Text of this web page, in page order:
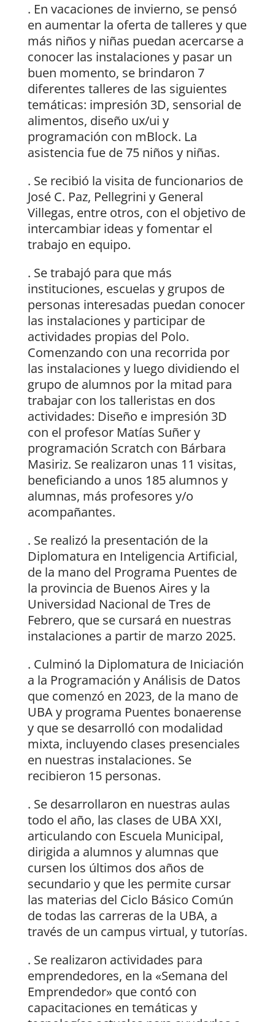
. En vacaciones de invierno, se pensó
en aumentar la oferta de talleres y que
más niños y niñas puedan acercarse a
conocer las instalaciones y pasar un
buen momento, se brindaron 7
diferentes talleres de las siguientes
temáticas: impresión 3D, sensorial de
alimentos, diseño ux/ui y
programación con mBlock. La
asistencia fue de 75 niños y niñas.
. Se recibió la visita de funcionarios de
José C. Paz, Pellegrini y General
Villegas, entre otros, con el objetivo de
intercambiar ideas y fomentar el
trabajo en equipo.
. Se trabajó para que más
instituciones, escuelas y grupos de
personas interesadas puedan conocer
las instalaciones y participar de
actividades propias del Polo.
Comenzando con una recorrida por
las instalaciones y luego dividiendo el
grupo de alumnos por la mitad para
trabajar con los talleristas en dos
actividades: Diseño e impresión 3D
con el profesor Matías Suñer y
programación Scratch con Bárbara
Masiriz. Se realizaron unas 11 visitas,
beneficiando a unos 185 alumnos y
alumnas, más profesores y/o
acompañantes.
. Se realizó la presentación de la
Diplomatura en Inteligencia Artificial,
de la mano del Programa Puentes de
la provincia de Buenos Aires y la
Universidad Nacional de Tres de
Febrero, que se cursará en nuestras
instalaciones a partir de marzo 2025.
. Culminó la Diplomatura de Iniciación
a la Programación y Análisis de Datos
que comenzó en 2023, de la mano de
UBA y programa Puentes bonaerense
y que se desarrolló con modalidad
mixta, incluyendo clases presenciales
en nuestras instalaciones. Se
recibieron 15 personas.
. Se desarrollaron en nuestras aulas
todo el año, las clases de UBA XXI,
articulando con Escuela Municipal,
dirigida a alumnos y alumnas que
cursen los últimos dos años de
secundario y que les permite cursar
las materias del Ciclo Básico Común
de todas las carreras de la UBA, a
través de un campus virtual, y tutorías.
. Se realizaron actividades para
emprendedores, en la «Semana del
Emprendedor» que contó con
capacitaciones en temáticas y